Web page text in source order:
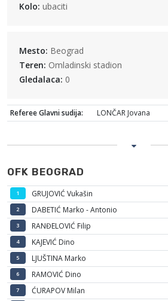
Kolo: ubaciti
Mesto: Beograd
Teren: Omladinski stadion
Gledalaca: 0
Referee Glavni sudija: LONČAR Jovana
OFK BEOGRAD
1 GRUJOVIĆ Vukašin
2 DABETIĆ Marko - Antonio
3 RANĐELOVIĆ Filip
4 KAJEVIĆ Dino
5 LJUŠTINA Marko
6 RAMOVIĆ Dino
7 ĆURAPOV Milan